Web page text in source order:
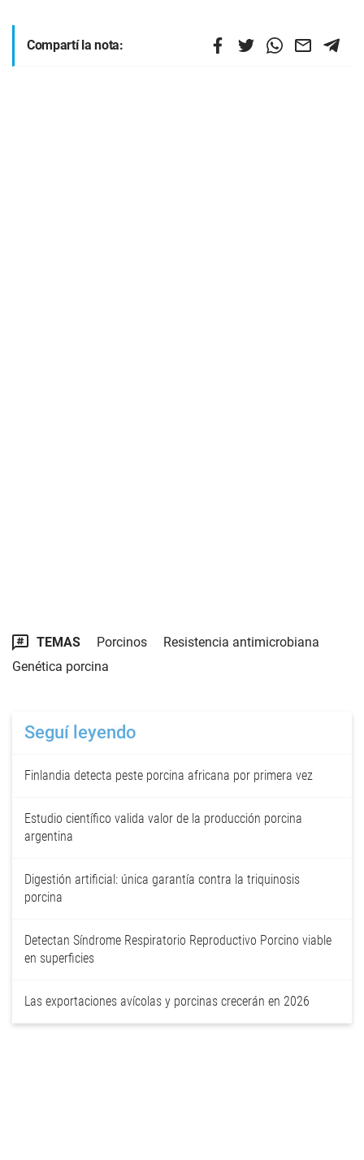
Compartí la nota:
TEMAS Porcinos
Resistencia antimicrobiana
Genética porcina
Seguí leyendo
Finlandia detecta peste porcina africana por primera vez
Estudio científico valida valor de la producción porcina
argentina
Digestión artificial: única garantía contra la triquinosis
porcina
Detectan Síndrome Respiratorio Reproductivo Porcino viable
en superficies
Las exportaciones avícolas y porcinas crecerán en 2026